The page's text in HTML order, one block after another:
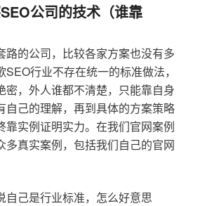
公司的技术（谁靠
路的公司，比较各家方案也没有多
行业不存在统一的标准做法，
密，外人谁都不清楚，只能靠自身
自己的理解，再到具体的方案策略
靠实例证明实力。在我们官网案例
多真实案例，包括我们自己的官网
自己是行业标准，怎么好意思